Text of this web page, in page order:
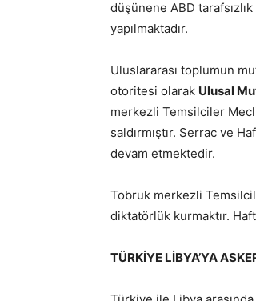
düşünene ABD
yapılmaktadır.
Uluslararası toplumun
otoritesi olarak Ulusal
merkezli Temsilciler
saldırmıştır. Serrac ve
devam etmektedir.
Tobruk merkezli
diktatörlük kurmaktır.
TÜRKİYE LİBYA’YA